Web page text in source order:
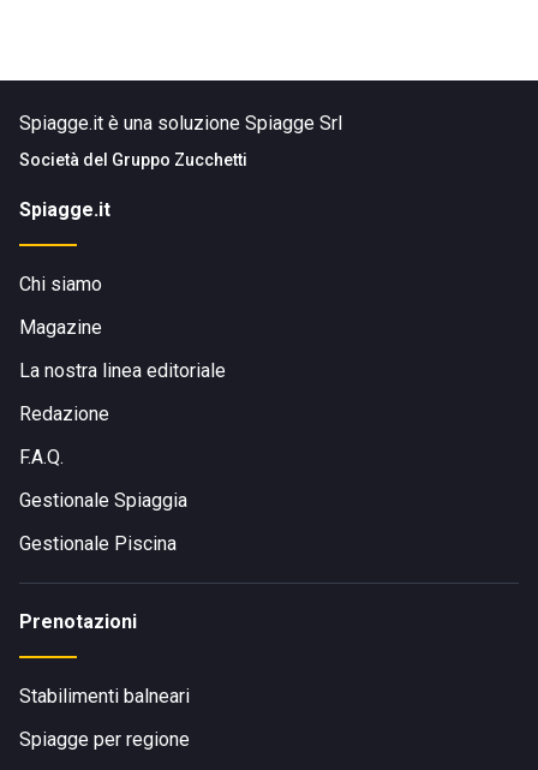
Spiagge.it è una soluzione Spiagge Srl
Società del Gruppo Zucchetti
Spiagge.it
Chi siamo
Magazine
La nostra linea editoriale
Redazione
F.A.Q.
Gestionale Spiaggia
Gestionale Piscina
Prenotazioni
Stabilimenti balneari
Spiagge per regione